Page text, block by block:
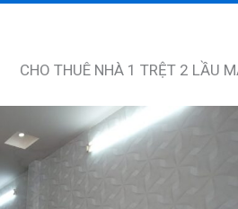
CHO THUÊ NHÀ 1 TRỆT 2 LẦU